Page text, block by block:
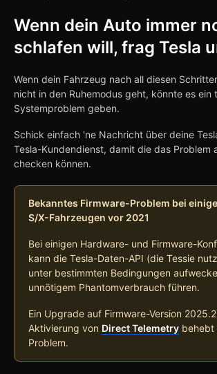
Wenn dein Auto immer
schlafen will, frag Tesla
Wenn dein Fahrzeug nach all diesen
nicht in den Ruhemodus geht, könnte es ein
Systemproblem geben.
Schick einfach 'ne Nachricht über deine
Tesla-Kundendienst, damit die das Problem
checken können.
Bekanntes Firmware-Problem bei
S/X-Fahrzeugen vor 2021
Bei einigen Hardware- und Firmware-
kann die Tesla-Daten-API (die Tessie
unter bestimmten Bedingungen
unnötigem Phantomverbrauch führen.
Ein Upgrade auf Firmware-Version
Aktivierung von Direct Telemetry behebt
Problem.